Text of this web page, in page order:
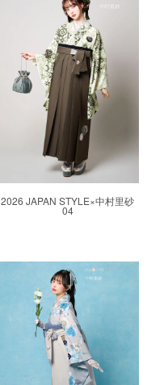
2026 JAPAN STYLE×中村里砂
04